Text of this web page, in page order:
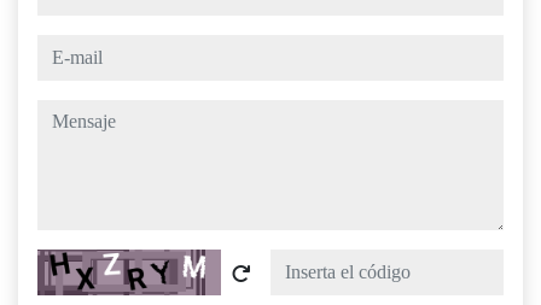
e-mail
mensaje
Captcha